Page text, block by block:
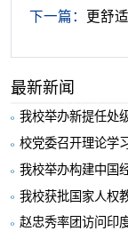
下一篇：
更舒
最新新闻
我校举办新提任处
校党委召开理论学
我校举办构建中国
我校获批国家人权
赵忠秀率团访问印